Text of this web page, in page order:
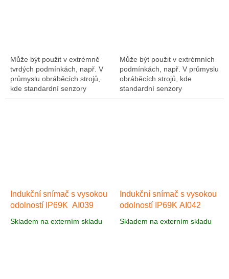
Může být použit v extrémně
tvrdých podmínkách, např. V
průmyslu obráběcích strojů,
kde standardní senzory
selhávají. Automatický
Může být použit v extrémních
podmínkách, např. V průmyslu
obráběcích strojů, kde
standardní senzory
selhávají. Indukční senzorové
Indukční snímač s vysokou
odolností IP69K AI039
Skladem na externím skladu
Indukční snímač s vysokou
odolností IP69K AI042
Skladem na externím skladu